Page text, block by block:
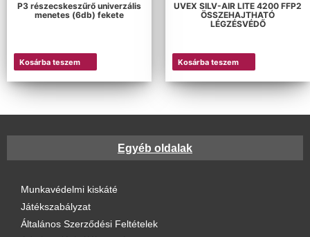
P3 részecskeszűrő univerzális
menetes (6db) fekete
Kosárba teszem
UVEX SILV-AIR LITE 4200 FFP2
ÖSSZEHAJTHATÓ
LÉGZÉSVÉDŐ
Kosárba teszem
Egyéb oldalak
Munkavédelmi kiskáté
Játékszabályzat
Általános Szerződési Feltételek